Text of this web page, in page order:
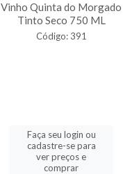
Vinho Quinta do Morgado
Tinto Seco 750 ML
Código: 391
Faça seu login ou
cadastre-se para
ver preços e
comprar